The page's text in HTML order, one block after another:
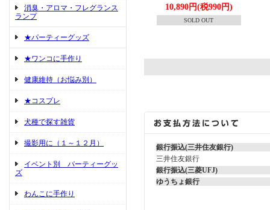
消臭・アロマ・フレグランス
ランプ
★パーティーグッズ
★ワンコに手作り
健康維持（お悩み別）
★コスプレ
犬種で探す雑貨
撮影用に（１～１２月）
イベント別 パーティーグッ
ズ
わんこに手作り
10,890円(税990円)
SOLD OUT
銀行振込(三井住友銀行)
三井住友銀行
銀行振込(三菱UFJ)
ゆうちょ銀行